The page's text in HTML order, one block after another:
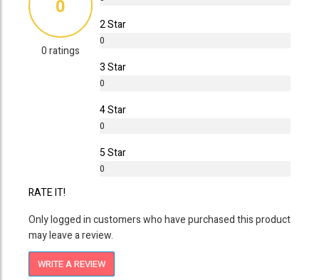
0
0 ratings
2 Star
0
3 Star
0
4 Star
0
5 Star
0
RATE IT!
Only logged in customers who have purchased this product
may leave a review.
WRITE A REVIEW